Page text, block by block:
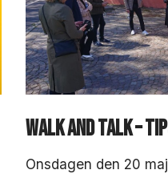
Walk and Talk –
Onsdagen den 20